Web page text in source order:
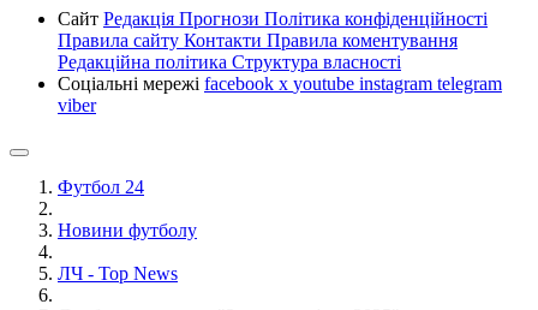
Сайт Редакція Прогнози Політика конфіденційності
Правила сайту Контакти Правила коментування
Редакційна політика Структура власності
Соціальні мережі facebook x youtube instagram telegram
viber
Футбол 24
Новини футболу
ЛЧ - Top News